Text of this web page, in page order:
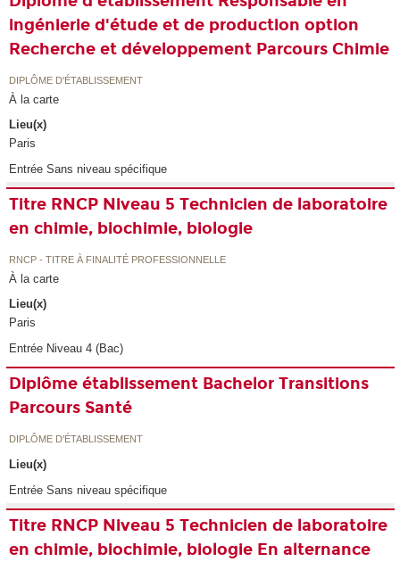
ingénierie d'étude et de production option
Recherche et développement Parcours Chimie
DIPLÔME D'ÉTABLISSEMENT
À la carte
Lieu(x)
Paris
Entrée Sans niveau spécifique
Titre RNCP Niveau 5 Technicien de laboratoire
en chimie, biochimie, biologie
RNCP - TITRE À FINALITÉ PROFESSIONNELLE
À la carte
Lieu(x)
Paris
Entrée Niveau 4 (Bac)
Diplôme établissement Bachelor Transitions
Parcours Santé
DIPLÔME D'ÉTABLISSEMENT
Lieu(x)
Entrée Sans niveau spécifique
Titre RNCP Niveau 5 Technicien de laboratoire
en chimie, biochimie, biologie En alternance